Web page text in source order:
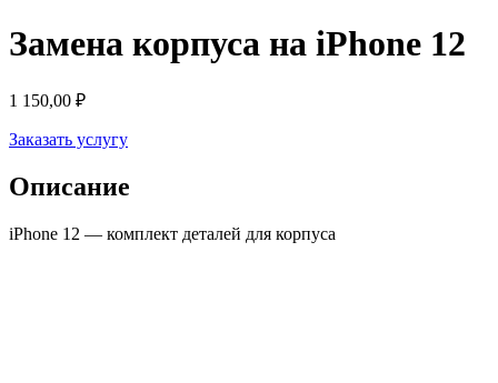
Замена корпуса на iPhone 12
1 150,00 ₽
Заказать услугу
Описание
iPhone 12 — комплект деталей для корпуса